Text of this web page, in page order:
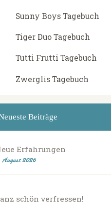
Sunny Boys Tagebuch
Tiger Duo Tagebuch
Tutti Frutti Tagebuch
Zwerglis Tagebuch
Beiträge
Erfahrungen
August 2026
schön verfressen!